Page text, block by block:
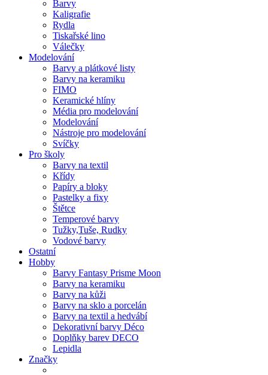
Barvy
Kaligrafie
Rydla
Tiskařské lino
Válečky
Modelování
Barvy a plátkové listy
Barvy na keramiku
FIMO
Keramické hlíny
Média pro modelování
Modelování
Nástroje pro modelování
Svíčky
Pro školy
Barvy na textil
Křídy
Papíry a bloky
Pastelky a fixy
Štětce
Temperové barvy
Tužky,Tuše, Rudky
Vodové barvy
Ostatní
Hobby
Barvy Fantasy Prisme Moon
Barvy na keramiku
Barvy na kůži
Barvy na sklo a porcelán
Barvy na textil a hedvábí
Dekorativní barvy Déco
Doplňky barev DECO
Lepidla
Značky